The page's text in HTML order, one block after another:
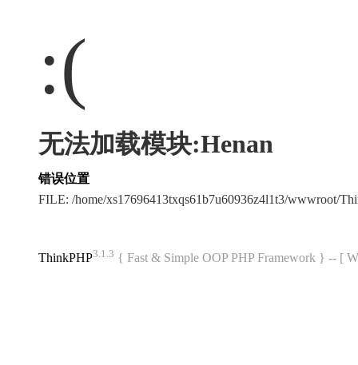
:(
无法加载模块:Henan
错误位置
FILE: /home/xs17696413txqs61b7u60936z4l1t3/wwwroot/
ThinkPHP3.1.3 { Fast & Simple OOP PHP Framework } -- [